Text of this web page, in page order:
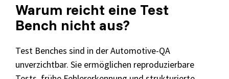
Warum reicht eine Test
Bench nicht aus?
Test Benches sind in der Automotive-QA
unverzichtbar. Sie ermöglichen reproduzierbare